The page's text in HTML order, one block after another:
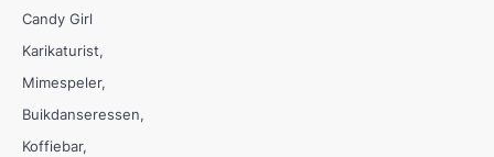
Candy Girl
Karikaturist
Mimespeler
Buikdanseressen
Koffiebar